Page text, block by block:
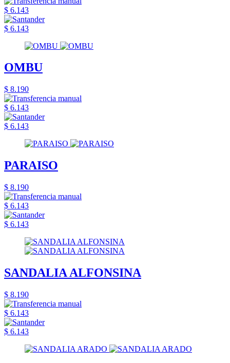
$ 6.143
$ 6.143
OMBU
$ 8.190
$ 6.143
$ 6.143
PARAISO
$ 8.190
$ 6.143
$ 6.143
SANDALIA ALFONSINA
$ 8.190
$ 6.143
$ 6.143